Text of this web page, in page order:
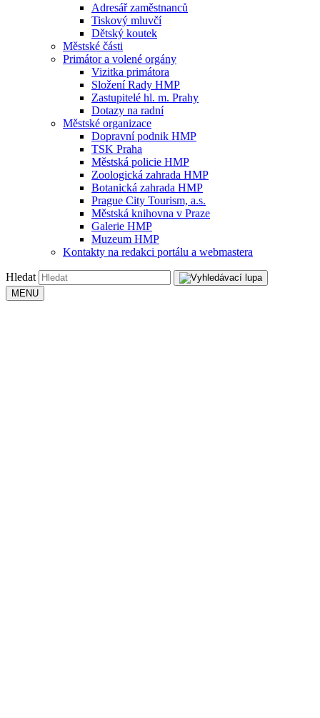
Adresář zaměstnanců
Tiskový mluvčí
Dětský koutek
Městské části
Primátor a volené orgány
Vizitka primátora
Složení Rady HMP
Zastupitelé hl. m. Prahy
Dotazy na radní
Městské organizace
Dopravní podnik HMP
TSK Praha
Městská policie HMP
Zoologická zahrada HMP
Botanická zahrada HMP
Prague City Tourism, a.s.
Městská knihovna v Praze
Galerie HMP
Muzeum HMP
Kontakty na redakci portálu a webmastera
Hledat
MENU